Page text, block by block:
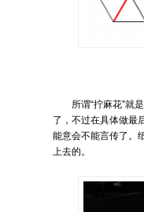
所谓“拧麻花”就
了，不过在具体做最
能意会不能言传了。
上去的。